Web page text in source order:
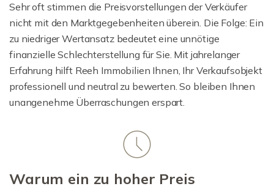
Sehr oft stimmen die Preisvorstellungen der Verkäufer
nicht mit den Marktgegebenheiten überein. Die Folge: Ein
zu niedriger Wertansatz bedeutet eine unnötige
finanzielle Schlechterstellung für Sie. Mit jahrelanger
Erfahrung hilft Reeh Immobilien Ihnen, Ihr Verkaufsobjekt
professionell und neutral zu bewerten. So bleiben Ihnen
unangenehme Überraschungen erspart.
Warum ein zu hoher Preis